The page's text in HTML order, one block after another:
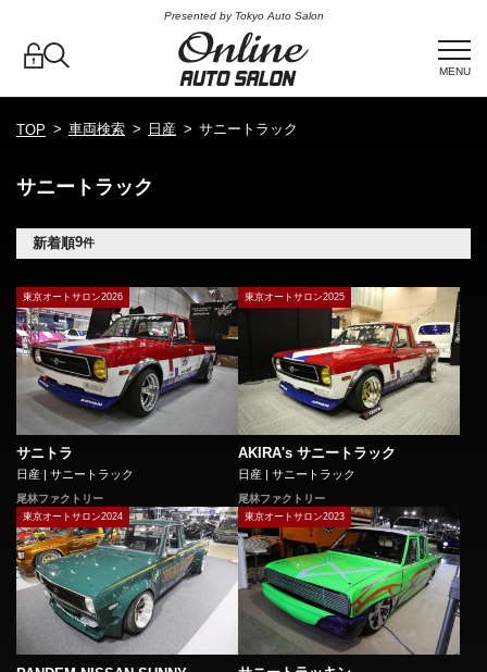
Presented by Tokyo Auto Salon
MENU
TOP 車両検索 日産 サニートラック
サニートラック
新着順9件
東京オートサロン2026
サニトラ
日産 | サニートラック
尾林ファクトリー
東京オートサロン2025
AKIRA's サニートラック
日産 | サニートラック
尾林ファクトリー
東京オートサロン2024 東京オートサロン2023